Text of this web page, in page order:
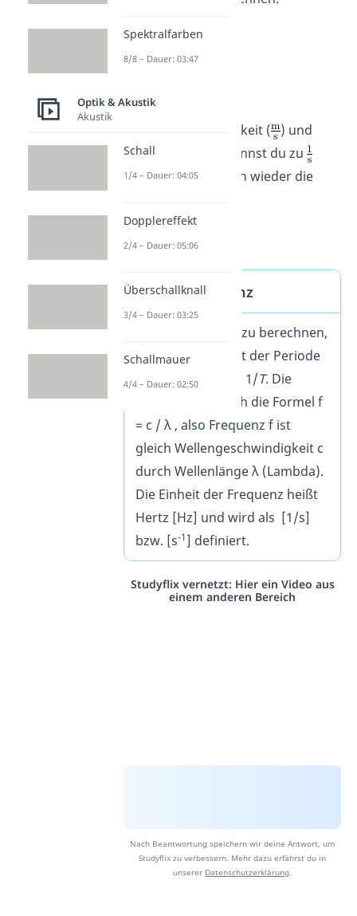
Die Einheiten von
Wellengeschwindigkeit ( ) und
Wellenlänge (m) kannst du zu
kürzen. Das ist dann wieder die
Formel Frequenz
Um die Frequenz zu berechnen,
wird der Kehrwert der Periode
T genutzt, also = 1/T. Die
Frequenz hat auch die Formel f
= c / λ , also Frequenz f ist
gleich Wellengeschwindigkeit c
durch Wellenlänge λ (Lambda).
Die Einheit der Frequenz heißt
Hertz [Hz] und wird als [1/s]
bzw. [s-1] definiert.
Studyflix vernetzt: Hier ein Video aus
einem anderen Bereich
Nach Beantwortung speichern wir deine Antwort, um
Studyflix zu verbessern. Mehr dazu erfährst du in
unserer Datenschutzerklärung
Spektralfarben
8/8 – Dauer: 03:47
Optik & Akustik
Akustik
Schall
1/4 – Dauer: 04:05
Dopplereffekt
2/4 – Dauer: 05:06
Überschallknall
3/4 – Dauer: 03:25
Schallmauer
4/4 – Dauer: 02:50